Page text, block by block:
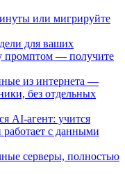
или мигрируйте
для ваших
промптом — получите
из интернета —
без отдельных
AI-агент: учится
с данными
серверы, полностью